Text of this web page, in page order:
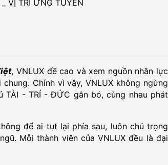
VỊ TRÍ ỨNG TUYỂN
, VNLUX đề cao và xem nguồn nhân lực
Chính vì vậy, VNLUX không ngừng
- TRÍ - ĐỨC gắn bó, cùng nhau phát
để ai tụt lại phía sau, luôn chú trọng
Mỗi thành viên của VNLUX đều là đại